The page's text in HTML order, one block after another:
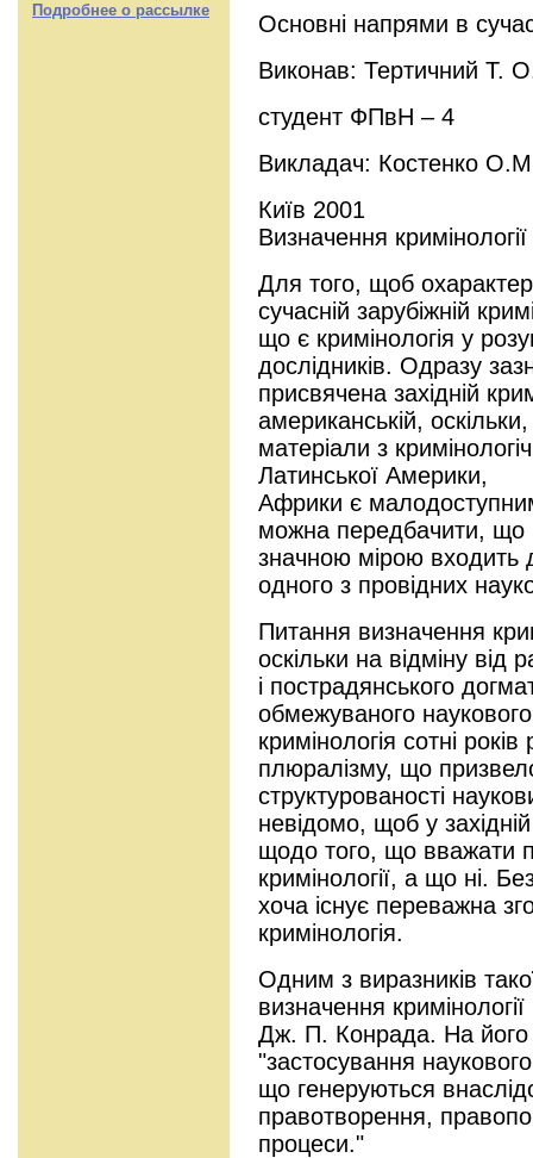
Подробнее о рассылке
Основні напрями в
Виконав: Тертичний Т.
студент ФПвН – 4
Викладач: Костенко
Київ 2001
Визначення
Для того, щоб
сучасній зарубіжній
що є кримінологія у
дослідників. Одразу
присвячена західній
американській,
матеріали з
Латинської Америки,
Африки є
можна передбачити, що
значною мірою входить
одного з провідних
Питання визначення
оскільки на відміну
і пострадянського
обмежуваного
кримінологія сотні
плюралізму, що
структурованості
невідомо, щоб у
щодо того, що вважати
кримінології, а що ні.
хоча існує переважна
кримінологія.
Одним з виразників
визначення кримінології
Дж. П. Конрада. На його
"застосування
що генеруються
правотворення,
процеси."